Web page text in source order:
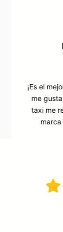
Muy
asignan
en